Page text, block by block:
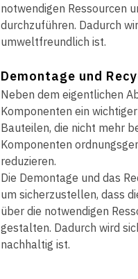
notwendigen Ressourcen
durchzuführen. Dadurch
umweltfreundlich ist.
Demontage und
Neben dem eigentlichen
Komponenten ein
Bauteilen, die nicht mehr
Komponenten
reduzieren.
Die Demontage und das
um sicherzustellen, dass
über die notwendigen
gestalten. Dadurch wird
nachhaltig ist.